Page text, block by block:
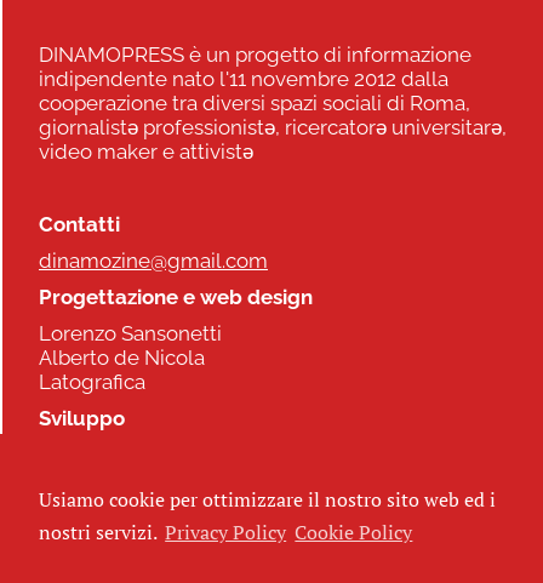
DINAMOPRESS è un progetto di informazione
indipendente nato l'11 novembre 2012 dalla
cooperazione tra diversi spazi sociali di Roma,
giornalistə professionistə, ricercatorə universitarə,
video maker e attivistə
Contatti
dinamozine@gmail.com
Progettazione e web design
Lorenzo Sansonetti
Alberto de Nicola
Latografica
Sviluppo
Seguici
Usiamo cookie per ottimizzare il nostro sito web ed i
nostri servizi. Privacy Policy Cookie Policy